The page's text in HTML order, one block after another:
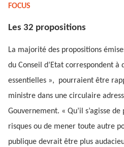
FOCUS
Les 32 propositions
La majorité des propositions
du Conseil d’Etat correspondent à
essentielles », pourraient être
ministre dans une circulaire
Gouvernement. « Qu’il s’agisse
risques ou de mener toute autre
publique devrait être plus